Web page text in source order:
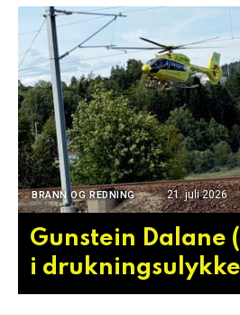
BRANN OG REDNING 21. juli 2026
Gunstein Dalane
i